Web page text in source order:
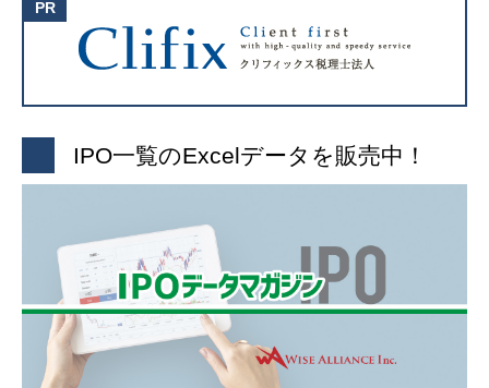
IPO一覧のExcelデータを販売中！